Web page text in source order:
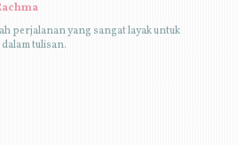
perjalanan yang sangat layak untuk
tulisan.